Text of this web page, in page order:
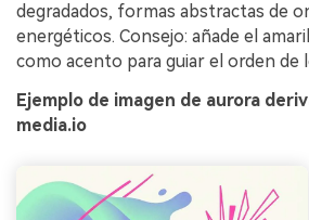
degradados, formas abstractas de
energéticos. Consejo: añade el
como acento para guiar el orden de
Ejemplo de imagen de aurora
media.io